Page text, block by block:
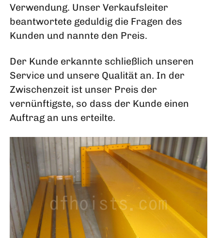
Verwendung. Unser Verkaufsleiter
beantwortete geduldig die Fragen des
Kunden und nannte den Preis.
Der Kunde erkannte schließlich unseren
Service und unsere Qualität an. In der
Zwischenzeit ist unser Preis der
vernünftigste, so dass der Kunde einen
Auftrag an uns erteilte.